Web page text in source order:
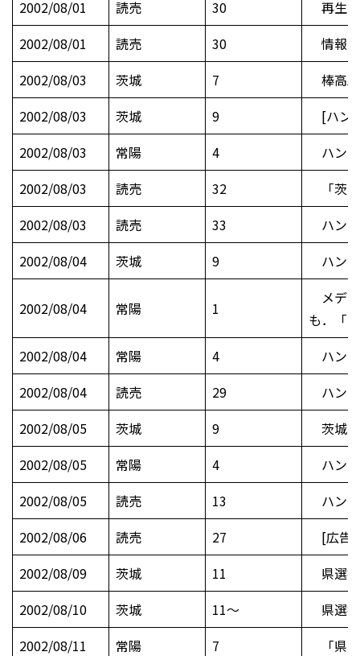
2002/08/01 読売 30
再生
2002/08/01
読売 30
情報
2002/08/03
茨城 7
棒高
2002/08/03
茨城 9
[ハン
2002/08/03
常陽 4
ハン
2002/08/03
読売 32
「茨
2002/08/03
読売 33
ハン
2002/08/04
茨城 9 ハン
2002/08/04 常陽 1
メデ
も．「
2002/08/04
常陽 4
ハン
2002/08/04
読売 29
ハン
2002/08/05
茨城 9
茨城
2002/08/05
常陽 4
ハン
2002/08/05
読売 13
ハン
2002/08/06
読売 27
[広告]
2002/08/09
茨城 11
県選
2002/08/10
茨城 11～
県選
2002/08/11
常陽 7 「県